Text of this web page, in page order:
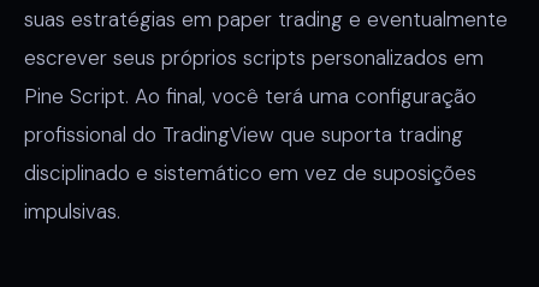
suas estratégias em paper trading e eventualmente
escrever seus próprios scripts personalizados em
Pine Script. Ao final, você terá uma configuração
profissional do TradingView que suporta trading
disciplinado e sistemático em vez de suposições
impulsivas.